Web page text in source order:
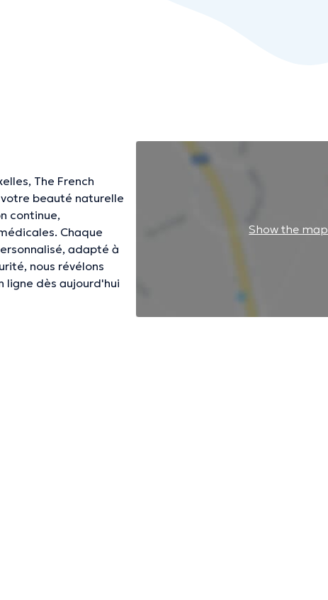
The French
beauté naturelle
continue,
Chaque
adapté à
nous révélons
ligne dès aujourd'hui
Show the map